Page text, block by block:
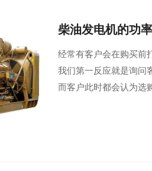
柴油发电机的功
经常有客户会在购买前
我们第一反应就是询问
而客户此时都会认为选